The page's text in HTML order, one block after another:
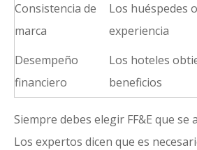
Consistencia de
marca
Los huéspedes
experiencia
Desempeño
financiero
Los hoteles
beneficios
Siempre debes elegir FF&E que se
Los expertos dicen que es